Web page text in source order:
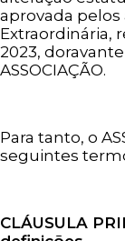
aprovada pelos
Extraordinária,
2023,
ASSOCIAÇÃO.
Para tanto, o
seguintes
CLÁUSULA